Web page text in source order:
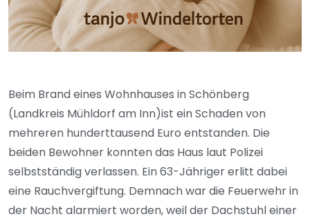
Beim Brand eines Wohnhauses in Schönberg
(Landkreis Mühldorf am Inn)ist ein Schaden von
mehreren hunderttausend Euro entstanden. Die
beiden Bewohner konnten das Haus laut Polizei
selbstständig verlassen. Ein 63-Jähriger erlitt dabei
eine Rauchvergiftung. Demnach war die Feuerwehr in
der Nacht alarmiert worden, weil der Dachstuhl einer